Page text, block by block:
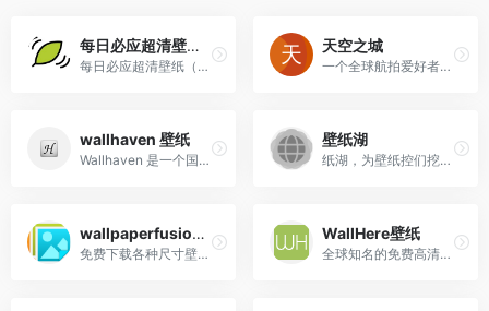
每日必应超清壁纸（4K）
每日必应超清壁纸（4K）
天空之城
一个全球航拍爱好者和专业摄影师的作品社区，内置丰富多样的摄影作品和航拍攻略，类型主要包括自然、城市、运动、人物等，可根据标签里的分类进行相应的查找筛选，全部都是超高清，带领换个视角看世界。
wallhaven 壁纸
Wallhaven 是一个国外高人气的高清壁纸资源站，因其庞大的数据库和极高的图片质量而广受欢迎。平台聚合了数十万张超清壁纸，涵盖科幻、自然风景、动漫、游戏、抽象艺术、城市建筑
壁纸湖
纸湖，为壁纸控们挖掘宝藏手机壁纸。壁纸采集，优质壁纸获取，时刻follow最新的手机壁纸。壁纸湖唯一官网，没有APP
wallpaperfusion 壁纸
免费下载各种尺寸壁纸，同一张可选不同十几种尺寸对应不同分辨率手机电脑
WallHere壁纸
全球知名的免费高清壁纸分享平台